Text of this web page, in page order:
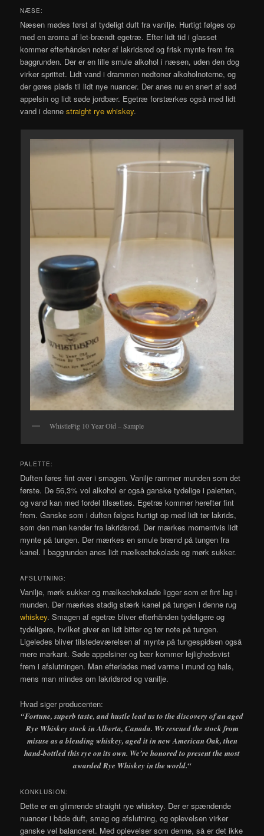
NÆSE:
Næsen mødes først af tydeligt duft fra vanilje. Hurtigt følges op
med en aroma af let-brændt egetræ. Efter lidt tid i glasset
kommer efterhånden noter af lakridsrod og frisk mynte frem fra
baggrunden. Der er en lille smule alkohol i næsen, uden den dog
virker sprittet. Lidt vand i drammen nedtoner alkoholnoterne, og
der gøres plads til lidt nye nuancer. Der anes nu en snert af sød
appelsin og lidt søde jordbær. Egetræ forstærkes også med lidt
vand i dennestraight rye whiskey.
WhistlePig 10 Year Old – Sample
PALETTE:
Duften føres fint over i smagen. Vanilje rammer munden som det
første. De 56,3% vol alkohol er også ganske tydelige i paletten,
og vand kan med fordel tilsættes. Egetræ kommer herefter fint
frem. Ganske som i duften følges hurtigt op med lidt tør lakrids,
som den man kender fra lakridsrod. Der mærkes momentvis lidt
mynte på tungen. Der mærkes en smule brænd på tungen fra
kanel. I baggrunden anes lidt mælkechokolade og mørk sukker.
AFSLUTNING:
Vanilje, mørk sukker og mælkechokolade ligger som et fint lag i
munden. Der mærkes stadig stærk kanel på tungen i denne rug
whiskey. Smagen af egetræ bliver efterhånden tydeligere og
tydeligere, hvilket giver en lidt bitter og tør note på tungen.
Ligeledes bliver tilstedeværelsen af mynte på tungespidsen også
mere markant. Søde appelsiner og bær kommer lejlighedsvist
frem i afslutningen. Man efterlades med varme i mund og hals,
mens man mindes om lakridsrod og vanilje.
Hvad siger producenten:
“Fortune, superb taste, and hustle lead us to the discovery of an aged
Rye Whiskey stock in Alberta, Canada. We rescued the stock from
misuse as a blending whiskey, aged it in new American Oak, then
hand-bottled this rye on its own. We’re honored to present the most
awarded Rye Whiskey in the world.“
KONKLUSION:
Dette er en glimrende straight rye whiskey. Der er spændende
nuancer i både duft, smag og afslutning, og oplevelsen virker
ganske vel balanceret. Med oplevelser som denne, så er det ikke